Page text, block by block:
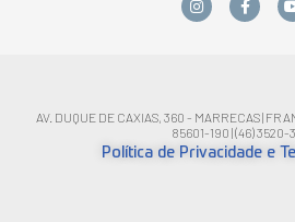
AV. DUQUE DE CAXIAS, 360 - MARRECAS |
85601-190 | (46) 3520-
Política de Privacidade e